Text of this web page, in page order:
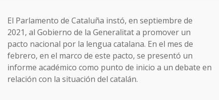
El Parlamento de Cataluña instó, en septiembre de
2021, al Gobierno de la Generalitat a promover un
pacto nacional por la lengua catalana. En el mes de
febrero, en el marco de este pacto, se presentó un
informe académico como punto de inicio a un debate en
relación con la situación del catalán.